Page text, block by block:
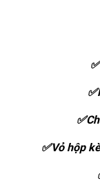
✅Vỏ hộp